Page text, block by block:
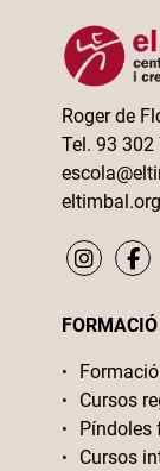
Roger de
Tel. 93 302
eltimbal.org
FORMACIÓ
Cursos
Píndoles
Cursos